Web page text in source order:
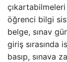
öğrenci bilgi
belge, sınav
giriş sırasında
basıp, sınava